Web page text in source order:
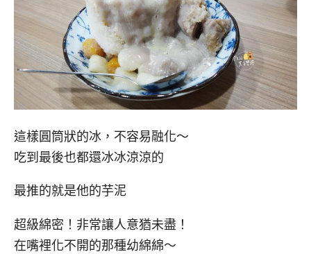
這樣圓筒狀的冰，不容易融化～
吃到最後也都還冰冰涼涼的
最推的就是他的芋泥
超級綿密！非常讓人意猶未盡！
在嘴裡化不開的那種幼綿綿～